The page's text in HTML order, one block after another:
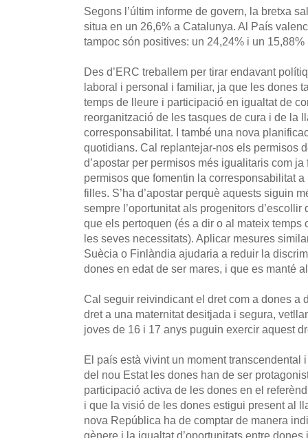
Segons l’últim informe de govern, la bretxa
situa en un 26,6% a Catalunya. Al País
tampoc són positives: un 24,24% i un
Des d’ERC treballem per tirar endavant
laboral i personal i familiar, ja que les dones
temps de lleure i participació en igualtat de
reorganització de les tasques de cura i de la
corresponsabilitat. I també una nova
quotidians. Cal replantejar-nos els permisos
d’apostar per permisos més igualitaris com
permisos que fomentin la corresponsabilitat
filles. S’ha d’apostar perquè aquests siguin
sempre l’oportunitat als progenitors
que els pertoquen (és a dir o al mateix temps
les seves necessitats). Aplicar mesures
Suècia o Finlàndia ajudaria a reduir la
dones en edat de ser mares, i que es manté
Cal seguir reivindicant el dret com a dones a
dret a una maternitat desitjada i segura,
joves de 16 i 17 anys puguin exercir aquest
El país està vivint un moment transcendental
del nou Estat les dones han de ser
participació activa de les dones en el
i que la visió de les dones estigui present al
nova República ha de comptar de manera